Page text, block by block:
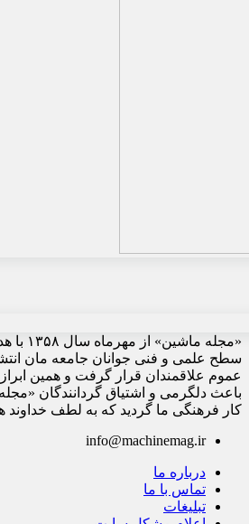
«مجله
سطح علمی و فنی جوانان جامعه مان
عموم علاقمندان قرار گرفت و همین
باعث دلگرمی و اشتیاق گردانندگان
کار فرهنگی ما گردید که به لطف خداوند
info@machinemag.ir
درباره ما
تماس با ما
تبلیغات